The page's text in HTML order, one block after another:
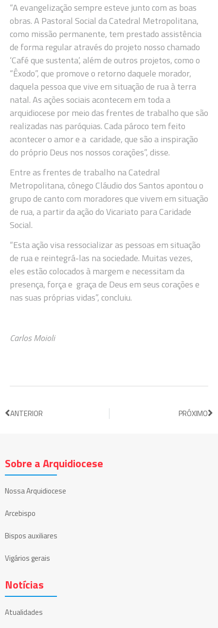
“A evangelização sempre esteve junto com as boas
obras. A Pastoral Social da Catedral Metropolitana,
como missão permanente, tem prestado assistência
de forma regular através do projeto nosso chamado
‘Café que sustenta’, além de outros projetos, como o
“Êxodo”, que promove o retorno daquele morador,
daquela pessoa que vive em situação de rua à terra
natal. As ações sociais acontecem em toda a
arquidiocese por meio das frentes de trabalho que são
realizadas nas paróquias. Cada pároco tem feito
acontecer o amor e a caridade, que são a inspiração
do próprio Deus nos nossos corações”, disse.
Entre as frentes de trabalho na Catedral
Metropolitana, cônego Cláudio dos Santos apontou o
grupo de canto com moradores que vivem em situação
de rua, a partir da ação do Vicariato para Caridade
Social.
“Esta ação visa ressocializar as pessoas em situação
de rua e reintegrá-las na sociedade. Muitas vezes,
eles estão colocados à margem e necessitam da
presença, força e graça de Deus em seus corações e
nas suas próprias vidas”, concluiu.
Carlos Moioli
ANTERIOR PRÓXIMO
Sobre a Arquidiocese
Nossa Arquidiocese
Arcebispo
Bispos auxiliares
Vigários gerais
Notícias
Atualidades